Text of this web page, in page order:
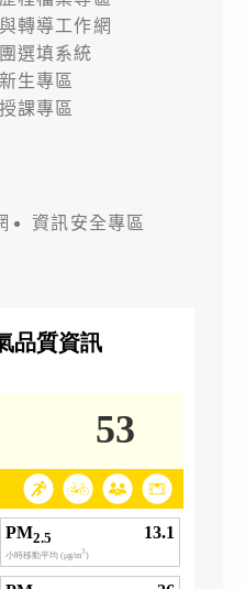
轉導工作網
選填系統
新生專區
課專區
資訊安全專區